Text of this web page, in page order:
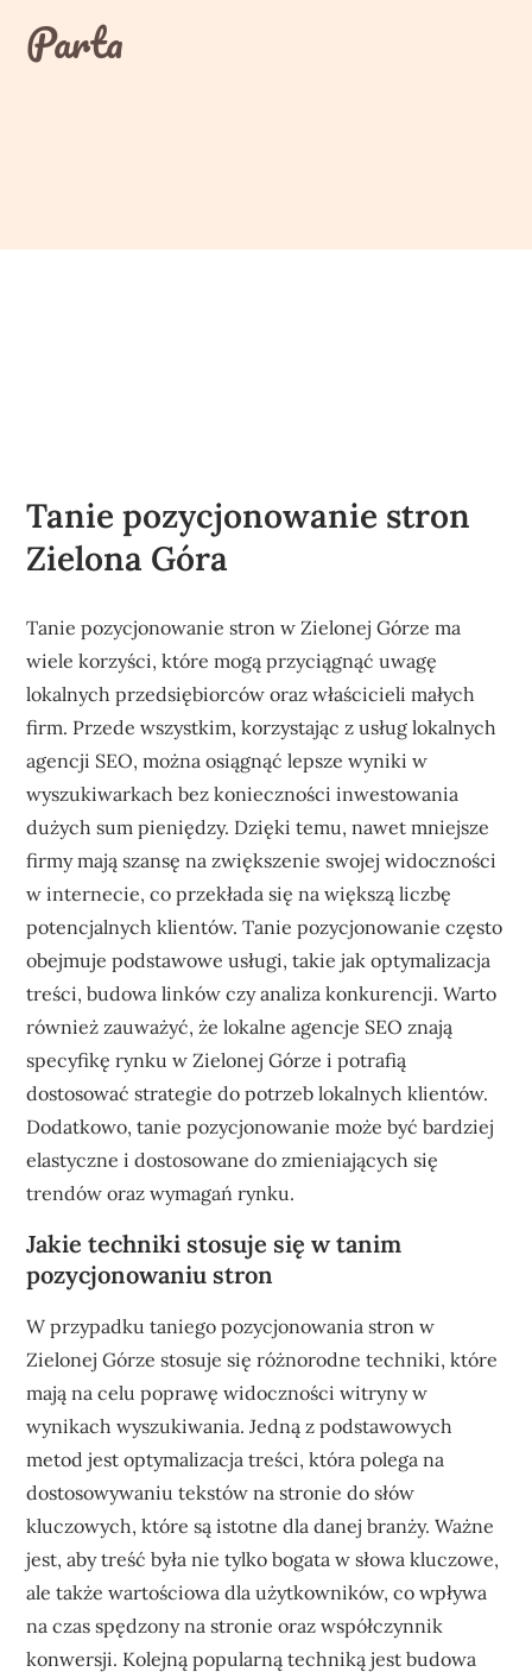
contentParta
Tanie pozycjonowanie stron
Zielona Góra
Tanie pozycjonowanie stron w Zielonej Górze ma
wiele korzyści, które mogą przyciągnąć uwagę
lokalnych przedsiębiorców oraz właścicieli małych
firm. Przede wszystkim, korzystając z usług lokalnych
agencji SEO, można osiągnąć lepsze wyniki w
wyszukiwarkach bez konieczności inwestowania
dużych sum pieniędzy. Dzięki temu, nawet mniejsze
firmy mają szansę na zwiększenie swojej widoczności
w internecie, co przekłada się na większą liczbę
potencjalnych klientów. Tanie pozycjonowanie często
obejmuje podstawowe usługi, takie jak optymalizacja
treści, budowa linków czy analiza konkurencji. Warto
również zauważyć, że lokalne agencje SEO znają
specyfikę rynku w Zielonej Górze i potrafią
dostosować strategie do potrzeb lokalnych klientów.
Dodatkowo, tanie pozycjonowanie może być bardziej
elastyczne i dostosowane do zmieniających się
trendów oraz wymagań rynku.
Jakie techniki stosuje się w tanim
pozycjonowaniu stron
W przypadku taniego pozycjonowania stron w
Zielonej Górze stosuje się różnorodne techniki, które
mają na celu poprawę widoczności witryny w
wynikach wyszukiwania. Jedną z podstawowych
metod jest optymalizacja treści, która polega na
dostosowywaniu tekstów na stronie do słów
kluczowych, które są istotne dla danej branży. Ważne
jest, aby treść była nie tylko bogata w słowa kluczowe,
ale także wartościowa dla użytkowników, co wpływa
na czas spędzony na stronie oraz współczynnik
konwersji. Kolejną popularną techniką jest budowa